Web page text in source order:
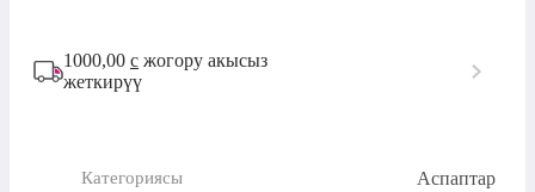
1000,00 с жогору акысыз
жеткирүү
Категориясы Аспаптар